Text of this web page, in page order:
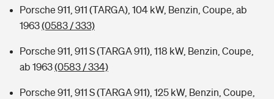
Porsche 911, 911 (TARGA), 104 kW, Benzin, Coupe, ab
1963(0583 / 333)
Porsche 911, 911 S (TARGA 911), 118 kW, Benzin, Coupe,
ab 1963(0583 / 334)
Porsche 911, 911 S (TARGA 911), 125 kW, Benzin, Coupe,